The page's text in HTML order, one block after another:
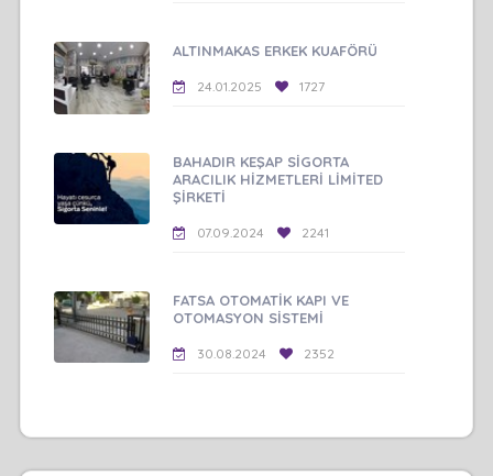
ALTINMAKAS ERKEK KUAFÖRÜ
24.01.2025 1727
BAHADIR KEŞAP SİGORTA
ARACILIK HİZMETLERİ LİMİTED
ŞİRKETİ
07.09.2024 2241
FATSA OTOMATİK KAPI VE
OTOMASYON SİSTEMİ
30.08.2024 2352